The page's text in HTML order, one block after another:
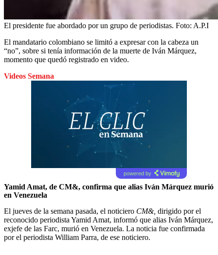
El presidente fue abordado por un grupo de periodistas. Foto: A.P.I
El mandatario colombiano se limitó a expresar con la cabeza un
“no”, sobre si tenía información de la muerte de Iván Márquez,
momento que quedó registrado en video.
Videos Semana
powered by
Yamid Amat, de CM&, confirma que alias Iván Márquez murió
en Venezuela
El jueves de la semana pasada, el noticiero CM&, dirigido por el
reconocido periodista Yamid Amat, informó que alias Iván Márquez,
exjefe de las Farc, murió en Venezuela. La noticia fue confirmada
por el periodista William Parra, de ese noticiero.